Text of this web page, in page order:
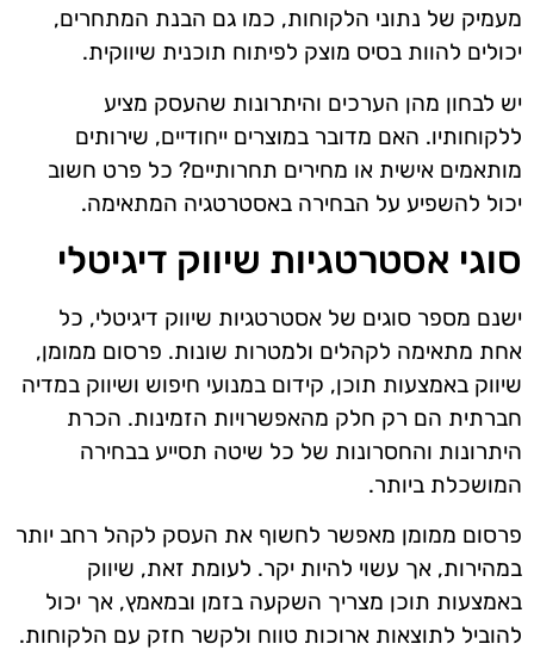
מעמיק של נתוני הלקוחות, כמו גם הבנת המתחרים,
יכולים להוות בסיס מוצק לפיתוח תוכנית שיווקית.
יש לבחון מהן הערכים והיתרונות שהעסק מציע
ללקוחותיו. האם מדובר במוצרים ייחודיים, שירותים
מותאמים אישית או מחירים תחרותיים? כל פרט חשוב
יכול להשפיע על הבחירה באסטרטגיה המתאימה.
סוגי אסטרטגיות שיווק דיגיטלי
ישנם מספר סוגים של אסטרטגיות שיווק דיגיטלי, כל
אחת מתאימה לקהלים ולמטרות שונות. פרסום ממומן,
שיווק באמצעות תוכן, קידום במנועי חיפוש ושיווק במדיה
חברתית הם רק חלק מהאפשרויות הזמינות. הכרת
היתרונות והחסרונות של כל שיטה תסייע בבחירה
המושכלת ביותר.
פרסום ממומן מאפשר לחשוף את העסק לקהל רחב יותר
במהירות, אך עשוי להיות יקר. לעומת זאת, שיווק
באמצעות תוכן מצריך השקעה בזמן ובמאמץ, אך יכול
להוביל לתוצאות ארוכות טווח ולקשר חזק עם הלקוחות.